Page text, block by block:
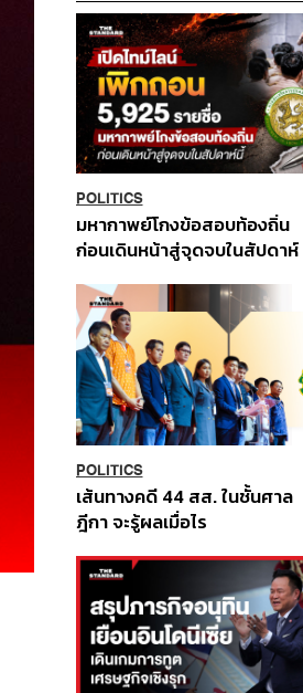
POLITICS
มหากาพย์โกงข้อสอบท้องถิ่น
ก่อนเดินหน้าสู่จุดจบในสัปดาห์
POLITICS
เส้นทางคดี 44 สส. ในชั้นศาล
ฎีกา จะรู้ผลเมื่อไร